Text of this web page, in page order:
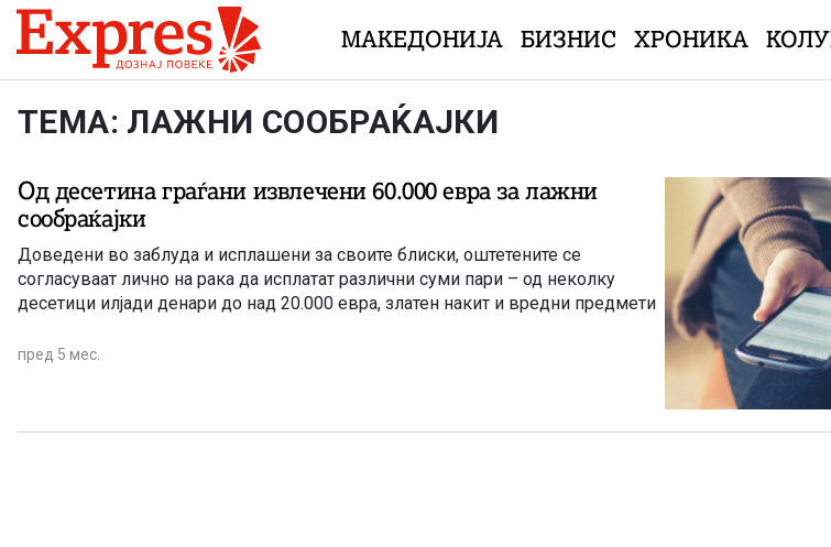
Skip to content
МАКЕДОНИЈА БИЗНИС ХРОНИКА
ТЕМА: ЛАЖНИ СООБРАЌАЈКИ
Од десетина граѓани извлечени 60.000 евра за лажни
сообраќајки
Доведени во заблуда и исплашени за своите блиски, оштетените се
согласуваат лично на рака да исплатат различни суми пари – од неколку
десетици илјади денари до над 20.000 евра, златен накит и вредни предмети
пред 5 мес.